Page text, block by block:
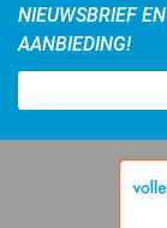
NIEUWSBRIEF
AANBIEDING!